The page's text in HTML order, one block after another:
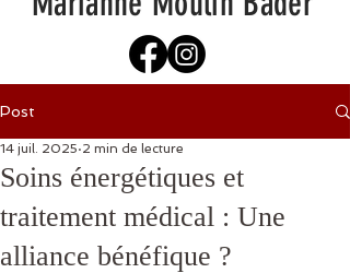
Post
Soins énergétiques et
traitement médical : Une
alliance bénéfique ?
14 juil. 2025 2 min de lecture